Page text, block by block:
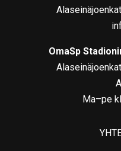
OmaSp
Ma–pe